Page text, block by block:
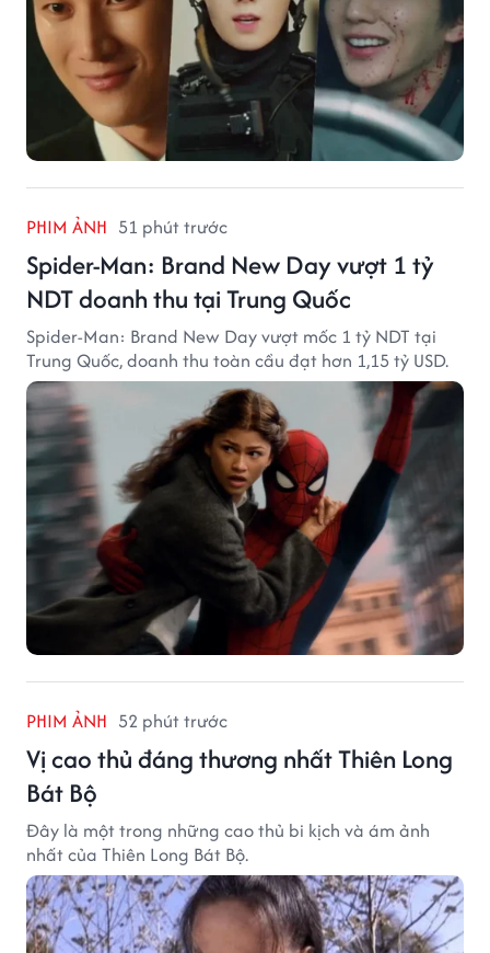
PHIM ẢNH 51 phút trước
Spider-Man: Brand New Day vượt 1 tỷ
NDT doanh thu tại Trung Quốc
Spider-Man: Brand New Day vượt mốc 1 tỷ NDT tại
Trung Quốc, doanh thu toàn cầu đạt hơn 1,15 tỷ USD.
PHIM ẢNH 52 phút trước
Vị cao thủ đáng thương nhất Thiên Long
Bát Bộ
Đây là một trong những cao thủ bi kịch và ám ảnh
nhất của Thiên Long Bát Bộ.